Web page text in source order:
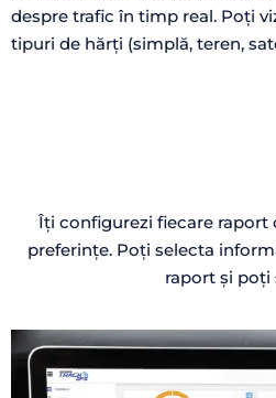
despre trafic în timp real. Poți
tipuri de hărți (simplă, teren,
Îți configurezi fiecare
preferințe. Poți selecta
raport și poți